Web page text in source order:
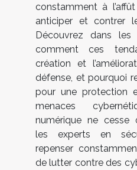
constamment à
anticiper et contrer
Découvrez dans les
comment ces
création et
défense, et pourquoi
pour une protection
menaces
numérique ne cesse
les experts en
repenser
de lutter contre des